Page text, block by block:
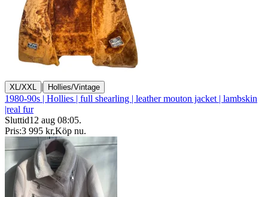
XL/XXL | Hollies/Vintage
1980-90s | Hollies | full shearling | leather mouton jacket | lambskin
|real fur
Sluttid12 aug 08:05.
Pris:3 995 kr,Köp nu.